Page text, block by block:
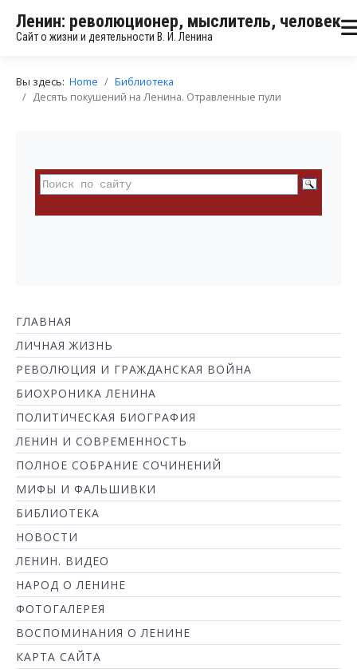
Ленин: революционер, мыслитель, человек
Сайт о жизни и деятельности В. И. Ленина
Вы здесь: Home
Библиотека
Десять покушений на Ленина. Отравленные пули
ГЛАВНАЯ
ЛИЧНАЯ ЖИЗНЬ
РЕВОЛЮЦИЯ И ГРАЖДАНСКАЯ ВОЙНА
БИОХРОНИКА ЛЕНИНА
ПОЛИТИЧЕСКАЯ БИОГРАФИЯ
ЛЕНИН И СОВРЕМЕННОСТЬ
ПОЛНОЕ СОБРАНИЕ СОЧИНЕНИЙ
МИФЫ И ФАЛЬШИВКИ
БИБЛИОТЕКА
НОВОСТИ
ЛЕНИН. ВИДЕО
НАРОД О ЛЕНИНЕ
ФОТОГАЛЕРЕЯ
ВОСПОМИНАНИЯ О ЛЕНИНЕ
КАРТА САЙТА